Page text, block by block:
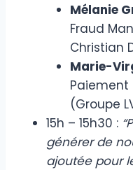
Mélanie
Fraud
Christian
Marie-
Paiement
(Groupe
15h – 15h30 :
générer de
ajoutée pour